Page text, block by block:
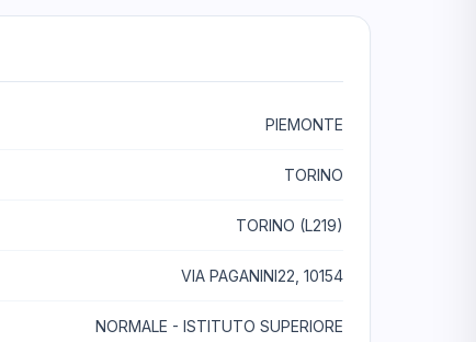
PIEMONTE
TORINO
TORINO (L219)
VIA PAGANINI22, 10154
NORMALE - ISTITUTO SUPERIORE